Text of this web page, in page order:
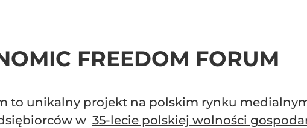
FREEDOM FORUM
to unikalny projekt na polskim rynku
w 35-lecie polskiej wolności